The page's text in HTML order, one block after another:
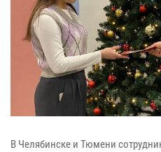
В Челябинске и Тюмени